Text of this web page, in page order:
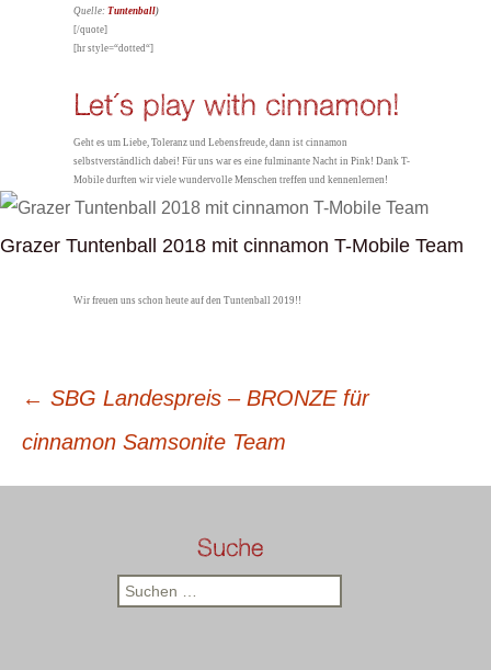
Quelle:Tuntenball)
[/quote]
[hr style=“dotted“]
Let´s play with cinnamon!
Geht es um Liebe, Toleranz und Lebensfreude, dann ist cinnamon
selbstverständlich dabei! Für uns war es eine fulminante Nacht in Pink! Dank T-
Mobile durften wir viele wundervolle Menschen treffen und kennenlernen!
Grazer Tuntenball 2018 mit cinnamon T-Mobile Team
Wir freuen uns schon heute auf den Tuntenball 2019!!
Beitrags-
Navigation
← SBG Landespreis – BRONZE für
cinnamon Samsonite Team
Suche
Suchen